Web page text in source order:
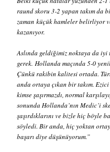
raund skoru 3-2 yapan takım da
zaman küçük hamleler belirliyor
kazanıyor.
Aslında geldiğimiz noktaya da iyi
gerek. Hollanda maçında 5-0
Çünkü rakibin kalitesi ortada.
anda ortaya çıkan bir takım.
kimse şaşırmazdı, normal
sonunda Hollanda’nın Medic’i
şaşırdıklarını ve bizle hiç böyle
söyledi. Bir anda, hiç yoktan
başarı diye düşünüyorum.”